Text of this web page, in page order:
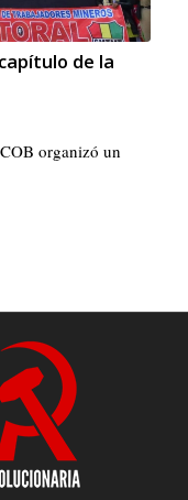
de la
organizó un